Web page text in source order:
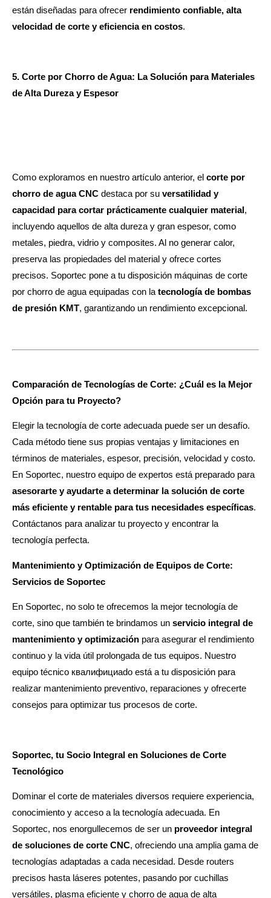
están diseñadas para ofrecer rendimiento confiable, alta
velocidad de corte y eficiencia en costos.
5. Corte por Chorro de Agua: La Solución para Materiales
de Alta Dureza y Espesor
Como exploramos en nuestro artículo anterior, el corte por
chorro de agua CNC destaca por su versatilidad y
capacidad para cortar prácticamente cualquier material,
incluyendo aquellos de alta dureza y gran espesor, como
metales, piedra, vidrio y composites. Al no generar calor,
preserva las propiedades del material y ofrece cortes
precisos. Soportec pone a tu disposición máquinas de corte
por chorro de agua equipadas con la tecnología de bombas
de presión KMT, garantizando un rendimiento excepcional.
Comparación de Tecnologías de Corte: ¿Cuál es la Mejor
Opción para tu Proyecto?
Elegir la tecnología de corte adecuada puede ser un desafío.
Cada método tiene sus propias ventajas y limitaciones en
términos de materiales, espesor, precisión, velocidad y costo.
En Soportec, nuestro equipo de expertos está preparado para
asesorarte y ayudarte a determinar la solución de corte
más eficiente y rentable para tus necesidades específicas.
Contáctanos para analizar tu proyecto y encontrar la
tecnología perfecta.
Mantenimiento y Optimización de Equipos de Corte:
Servicios de Soportec
En Soportec, no solo te ofrecemos la mejor tecnología de
corte, sino que también te brindamos un servicio integral de
mantenimiento y optimización para asegurar el rendimiento
continuo y la vida útil prolongada de tus equipos. Nuestro
equipo técnico квалифициado está a tu disposición para
realizar mantenimiento preventivo, reparaciones y ofrecerte
consejos para optimizar tus procesos de corte.
Soportec, tu Socio Integral en Soluciones de Corte
Tecnológico
Dominar el corte de materiales diversos requiere experiencia,
conocimiento y acceso a la tecnología adecuada. En
Soportec, nos enorgullecemos de ser un proveedor integral
de soluciones de corte CNC, ofreciendo una amplia gama de
tecnologías adaptadas a cada necesidad. Desde routers
precisos hasta láseres potentes, pasando por cuchillas
versátiles, plasma eficiente y chorro de agua de alta